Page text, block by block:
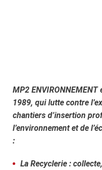
MP2
1989, qui lutte contre
chantiers d’insertion
l’environnement et de
:
La Recyclerie :